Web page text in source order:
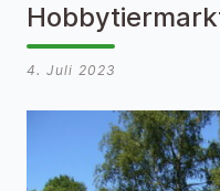
4. Juli 2023